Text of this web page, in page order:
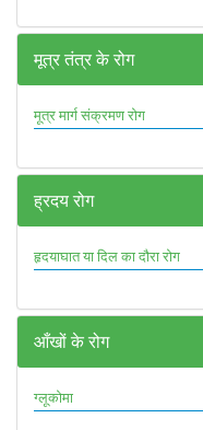
मूत्र तंत्र के रोग
मूत्र मार्ग संक्रमण रोग
ह्रदय रोग
हृदयाघात या दिल का दौरा रोग
आँखों के रोग
ग्लूकोमा